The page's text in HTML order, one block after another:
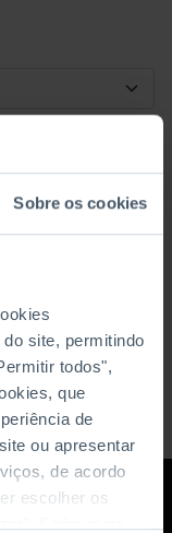
Sobre os cookies
site, permitindo
todos",
que
de
ou apresentar
de acordo
escolher os